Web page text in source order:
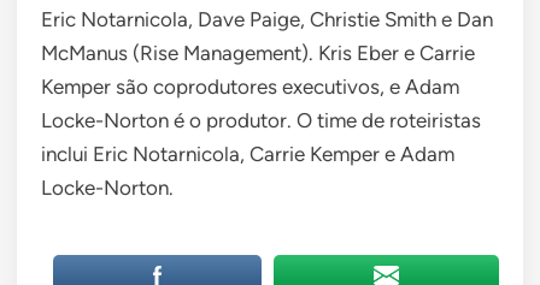
Eric Notarnicola, Dave Paige, Christie Smith e Dan
McManus (Rise Management). Kris Eber e Carrie
Kemper são coprodutores executivos, e Adam
Locke-Norton é o produtor. O time de roteiristas
inclui Eric Notarnicola, Carrie Kemper e Adam
Locke-Norton.